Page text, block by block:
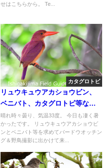
せはこちらから。 Te...
カタグロトビ
リュウキュウアカショウビン、
ベニバト、カタグロトビ等な
ど！！バードウオッチング＆野
鳥撮影。
晴れ時々曇り、気温33度。 今日も凄く暑
かったです。 リュウキュウアカショウビ
ンとベニバト等を求めてバードウオッチン
グ＆野鳥撮影に出かけて来...